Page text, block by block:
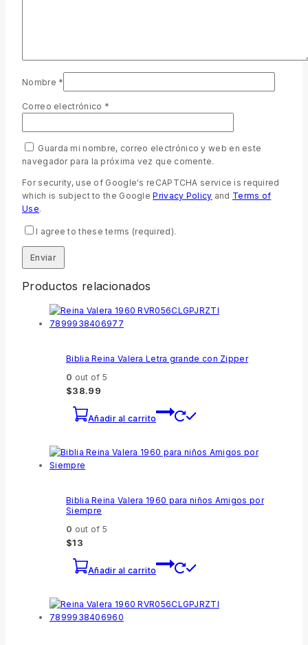
Nombre *
Correo electrónico *
Guarda mi nombre, correo electrónico y web en este
navegador para la próxima vez que comente.
For security, use of Google's reCAPTCHA service is required
which is subject to the GooglePrivacy Policy and Terms of
Use.
I agree to these terms (required).
Productos relacionados
Biblia Reina Valera Letra grande con Zipper
0 out of 5
$38.99
Añadir al carrito
Biblia Reina Valera 1960 para niños Amigos por
Siempre
0 out of 5
$13
Añadir al carrito